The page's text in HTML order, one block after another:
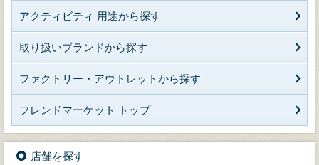
アクティビティ 用途から探す
取り扱いブランドから探す
ファクトリー・アウトレットから探す
フレンドマーケット トップ
店舗を探す